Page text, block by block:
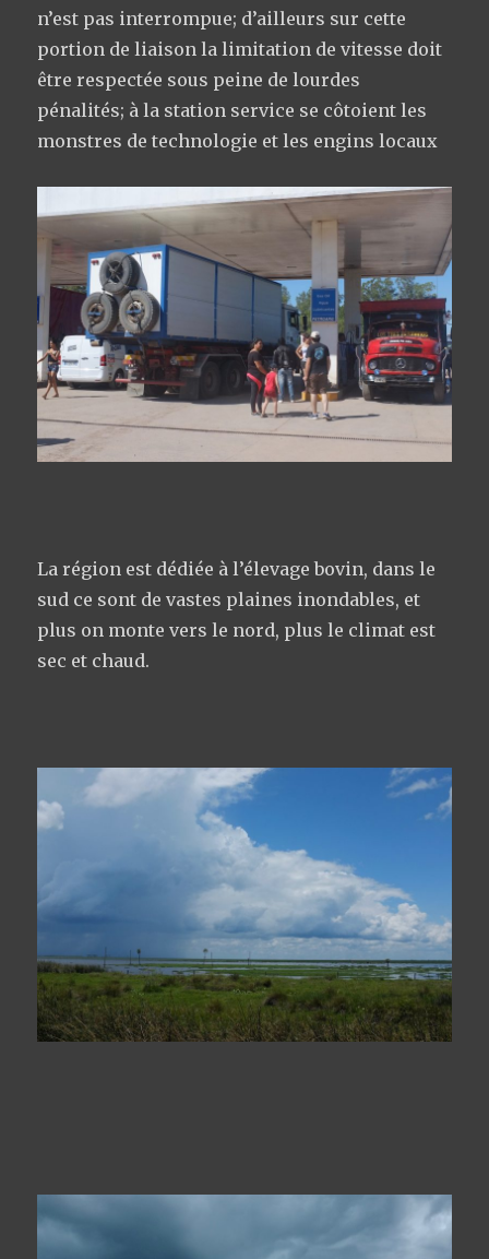
n’est pas interrompue; d’ailleurs sur cette
portion de liaison la limitation de vitesse doit
être respectée sous peine de lourdes
pénalités; à la station service se côtoient les
monstres de technologie et les engins locaux
La région est dédiée à l’élevage bovin, dans le
sud ce sont de vastes plaines inondables, et
plus on monte vers le nord, plus le climat est
sec et chaud.